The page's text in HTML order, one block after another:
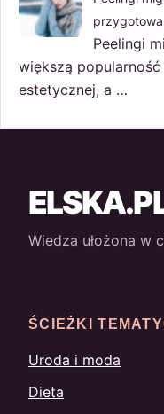
Peelingi
większą
estetycznej, a …
Wiedza ułożona w
ŚCIEŻKI
Uroda i moda
Dieta